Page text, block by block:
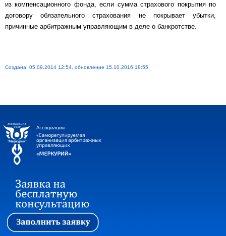
из компенсационного фонда, если сумма страхового покрытия по
договору обязательного страхования не покрывает убытки,
причинные арбитражным управляющим в деле о банкротстве.
Создана: 05.09.2014 12:54, обновление 15.10.2016 18:55